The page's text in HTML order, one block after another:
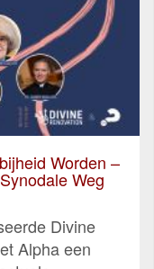
Worden –
Weg
Divine
Alpha een